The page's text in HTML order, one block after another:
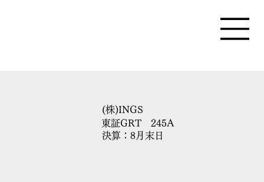
(株)INGS
東証GRT 245A
決算：8月末日